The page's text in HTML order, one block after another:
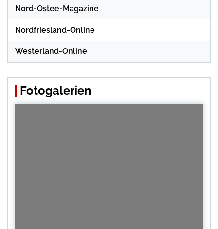
Nord-Ostee-Magazine
Nordfriesland-Online
Westerland-Online
Fotogalerien